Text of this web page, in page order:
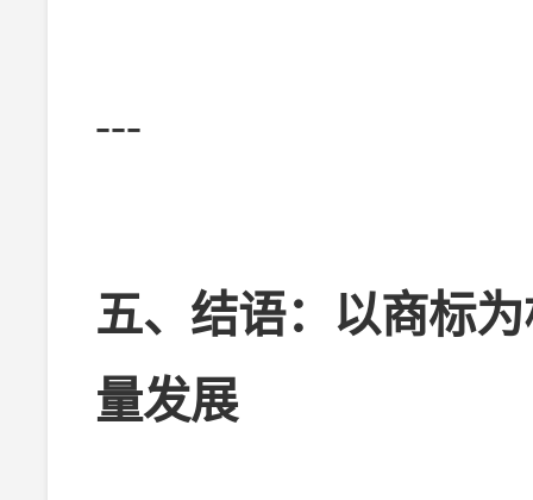
---
五、结语：以商标
量发展